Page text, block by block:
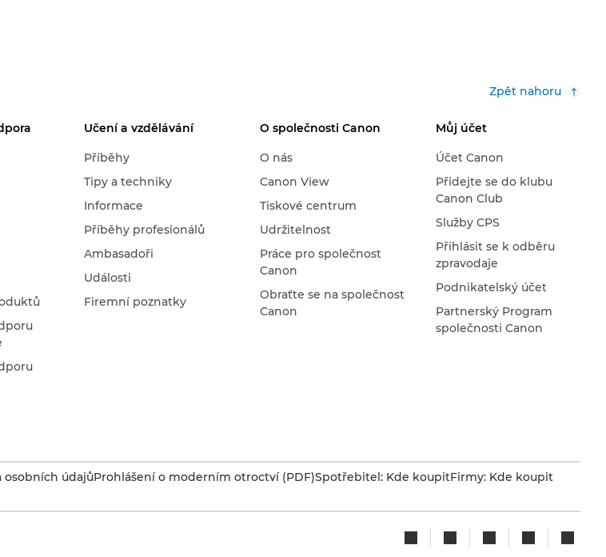
Zpět nahoru
Učení a vzdělávání
Příběhy
Tipy a techniky
Informace
Příběhy profesionálů
Ambasadoři
Události
Firemní poznatky
O společnosti Canon
O nás
Canon View
Tiskové centrum
Udržitelnost
Práce pro společnost
Canon
Obraťte se na společnost
Canon
Můj účet
Účet Canon
Přidejte se do klubu
Canon Club
Služby CPS
Přihlásit se k odběru
zpravodaje
Podnikatelský účet
Partnerský Program
společnosti Canon
osobních údajůProhlášení o moderním otroctví (PDF)Spotřebitel: Kde koupitFirmy: Kde koupit